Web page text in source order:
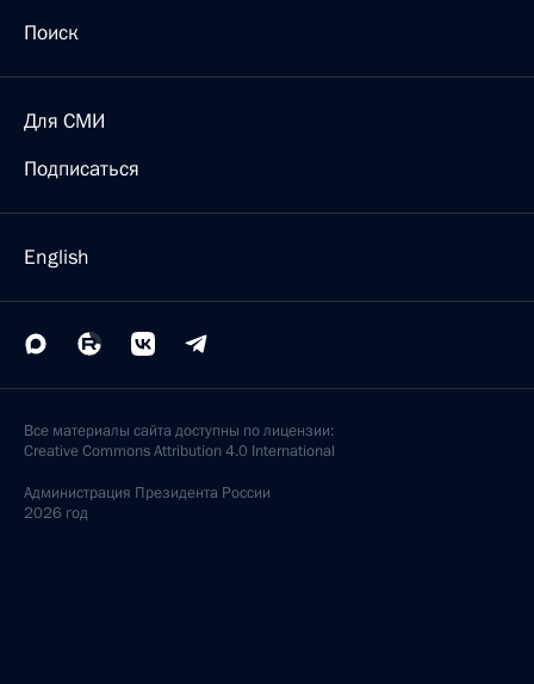
Поиск
Для СМИ
Подписаться
English
Все материалы сайта доступны по лицензии:
Creative Commons Attribution 4.0 International
Администрация Президента России
2026 год